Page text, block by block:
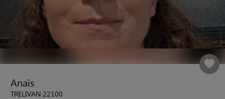
Anaïs
TRELIVAN 22100